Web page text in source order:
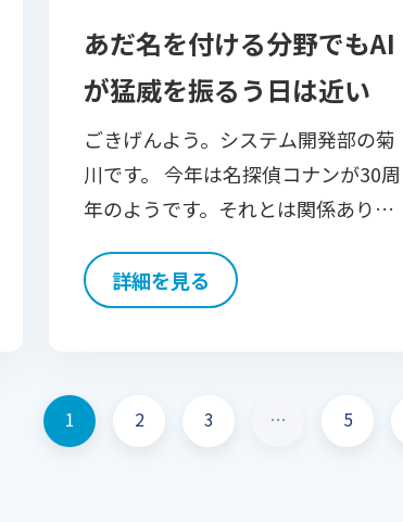
あだ名を付ける分野でもAI
が猛威を振るう日は近い
ごきげんよう。システム開発部の菊
川です。 今年は名探偵コナンが30周
年のようです。それとは関係ありま
下記は何でしょう？ ▲７六歩△３四
歩▲２六歩△８四歩▲２五歩△８五
詳細を見る
1 2 3 … 5